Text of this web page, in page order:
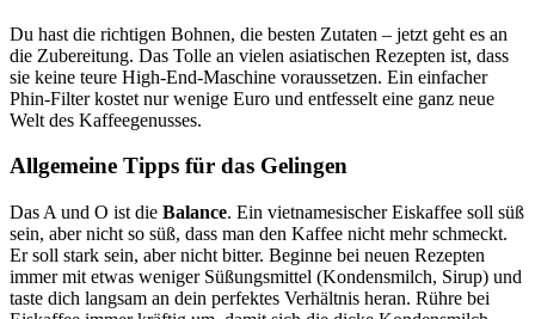
Du hast die richtigen Bohnen, die besten Zutaten – jetzt geht es an
die Zubereitung. Das Tolle an vielen asiatischen Rezepten ist, dass
sie keine teure High-End-Maschine voraussetzen. Ein einfacher
Phin-Filter kostet nur wenige Euro und entfesselt eine ganz neue
Welt des Kaffeegenusses.
Allgemeine Tipps für das Gelingen
Das A und O ist die Balance. Ein vietnamesischer Eiskaffee soll süß
sein, aber nicht so süß, dass man den Kaffee nicht mehr schmeckt.
Er soll stark sein, aber nicht bitter. Beginne bei neuen Rezepten
immer mit etwas weniger Süßungsmittel (Kondensmilch, Sirup) und
taste dich langsam an dein perfektes Verhältnis heran. Rühre bei